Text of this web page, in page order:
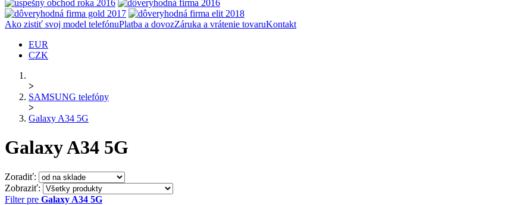
Ako zistiť svoj model telefónuPlatba a dovozZáruka a vrátenie tovaruKontakt
EUR
CZK
>
SAMSUNG telefóny
>
Galaxy A34 5G
Galaxy A34 5G
Zoradiť:
Zobraziť:
Filter pre Galaxy A34 5G